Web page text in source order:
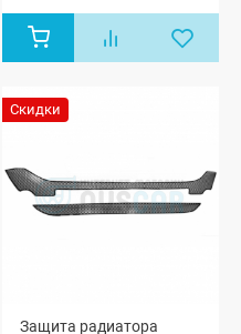
Скидки
Защита радиатора